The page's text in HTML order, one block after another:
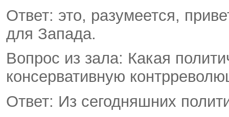
Ответ: это, разумеется,
для Запада.
Вопрос из зала: Какая
консервативную
Ответ: Из сегодняшних